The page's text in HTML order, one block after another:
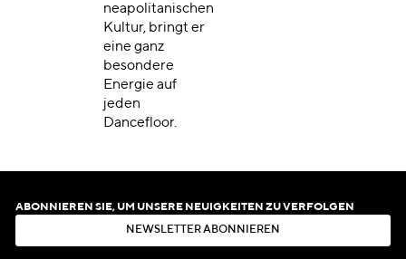
neapolitanischen
Kultur, bringt er
eine ganz
besondere
Energie auf
jeden
Dancefloor.
ABONNIEREN SIE, UM UNSERE NEUIGKEITEN ZU VERFOLGEN
N EWSLET ERABON N EREN